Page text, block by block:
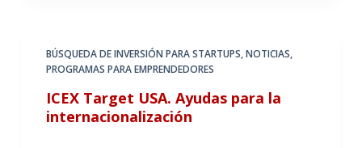
BÚSQUEDA DE INVERSIÓN PARA STARTUPS,NOTICIAS,
PROGRAMAS PARA EMPRENDEDORES
ICEX Target USA. Ayudas para la
internacionalización